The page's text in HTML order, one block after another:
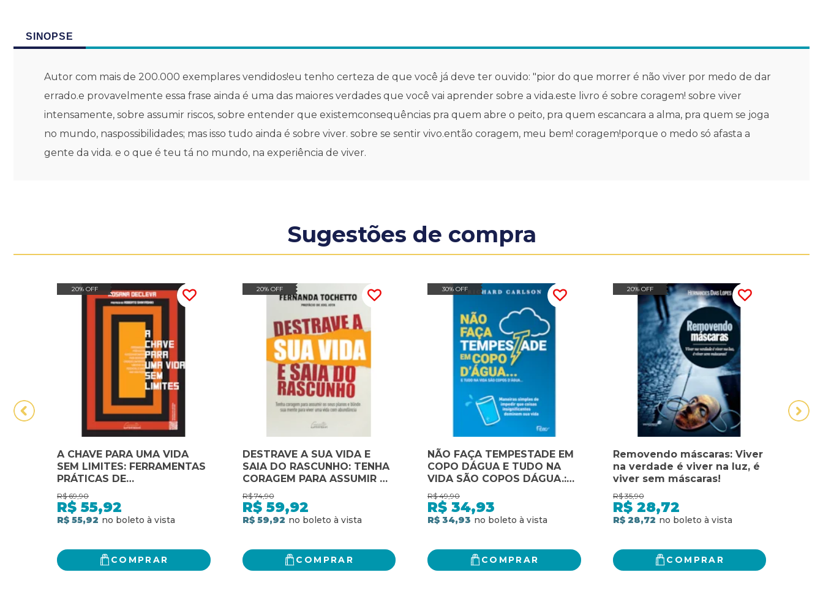
SINOPSE
Autor com mais de 200.000 exemplares vendidos!eu tenho certeza de que você já deve ter ouvido: "pior do que morrer é não viver por medo de dar
errado.e provavelmente essa frase ainda é uma das maiores verdades que você vai aprender sobre a vida.este livro é sobre coragem! sobre viver
intensamente, sobre assumir riscos, sobre entender que existemconsequências pra quem abre o peito, pra quem escancara a alma, pra quem se joga
no mundo, naspossibilidades; mas isso tudo ainda é sobre viver. sobre se sentir vivo.então coragem, meu bem! coragem!porque o medo só afasta a
gente da vida. e o que é teu tá no mundo, na experiência de viver.
Sugestões de compra
20% OFF
A CHAVE PARA UMA VIDA
SEM LIMITES: FERRAMENTAS
PRÁTICAS DE
AUTOCONHECIMENTO PARA
DESFAZER CRENÇAS
LIMITANTES, LIBERTAR SEU
POTENCIAL E VIVER UMA
R$ 69,90
R$ 55,92
R$ 55,92
COMPRAR
20% OFF
DESTRAVE A SUA VIDA E
SAIA DO RASCUNHO: TENHA
CORAGEM PARA ASSUMIR OS
SEUS PLANOS E BLINDE SUA
MENTE PARA VIVER UMA
VIDA COM ABUNDÂNCIA
R$ 74,90
R$ 59,92
R$ 59,92
COMPRAR
30% OFF
NÃO FAÇA TEMPESTADE EM
COPO DÁGUA E TUDO NA
VIDA SÃO COPOS DÁGUA.:
MANEIRAS SIMPLES DE
IMPEDIR QUE COISAS
INSIGNIFICANTES DOMINEM
SUA VIDA
R$ 49,90
R$ 34,93
R$ 34,93
COMPRAR
20% OFF
Removendo máscaras: Viver
na verdade é viver na luz, é
viver sem máscaras!
R$ 35,90
R$ 28,72
R$ 28,72
COMPRAR